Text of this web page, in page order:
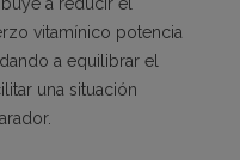
vitamínico potencia
a equilibrar el
una situación